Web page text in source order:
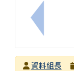
上一筆：
發布者
資料組長